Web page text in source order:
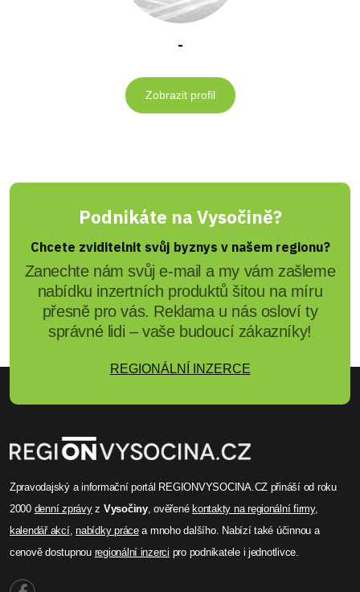
-
Zobrazit profil
Podnikáte na Vysočině?
Chcete zviditelnit svůj byznys v našem regionu?
Zanechte nám svůj e-mail a my vám zašleme
nabídku inzertních produktů šitou na míru
přesně pro vás. Reklama u nás osloví ty
správné lidi – vaše budoucí zákazníky!
REGIONÁLNÍ INZERCE
Zpravodajský a informační portál REGIONVYSOCINA.CZ přináší od roku
2000 denní zprávyz Vysočiny, ověřené kontakty na regionální firmy,
kalendář akcí,nabídky prácea mnoho dalšího. Nabízí také účinnou a
cenově dostupnou regionální inzerci pro podnikatele i jednotlivce.